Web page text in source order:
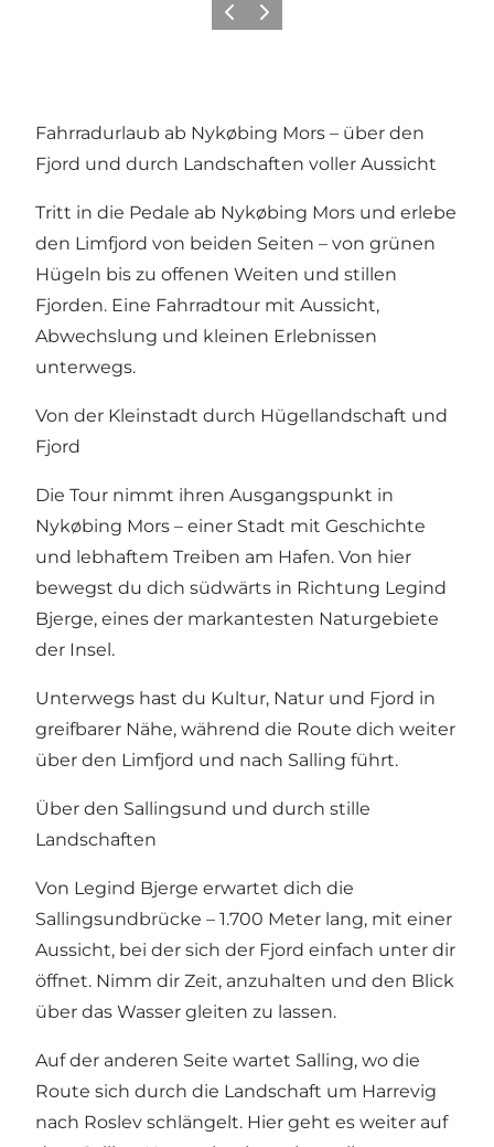
ZurückWeiter
Fahrradurlaub ab Nykøbing Mors – über den
Fjord und durch Landschaften voller Aussicht
Tritt in die Pedale ab Nykøbing Mors und erlebe
den Limfjord von beiden Seiten – von grünen
Hügeln bis zu offenen Weiten und stillen
Fjorden. Eine Fahrradtour mit Aussicht,
Abwechslung und kleinen Erlebnissen
unterwegs.
Von der Kleinstadt durch Hügellandschaft und
Fjord
Die Tour nimmt ihren Ausgangspunkt in
Nykøbing Mors – einer Stadt mit Geschichte
und lebhaftem Treiben am Hafen. Von hier
bewegst du dich südwärts in Richtung Legind
Bjerge, eines der markantesten Naturgebiete
der Insel.
Unterwegs hast du Kultur, Natur und Fjord in
greifbarer Nähe, während die Route dich weiter
über den Limfjord und nach Salling führt.
Über den Sallingsund und durch stille
Landschaften
Von Legind Bjerge erwartet dich die
Sallingsundbrücke – 1.700 Meter lang, mit einer
Aussicht, bei der sich der Fjord einfach unter dir
öffnet. Nimm dir Zeit, anzuhalten und den Blick
über das Wasser gleiten zu lassen.
Auf der anderen Seite wartet Salling, wo die
Route sich durch die Landschaft um Harrevig
nach Roslev schlängelt. Hier geht es weiter auf